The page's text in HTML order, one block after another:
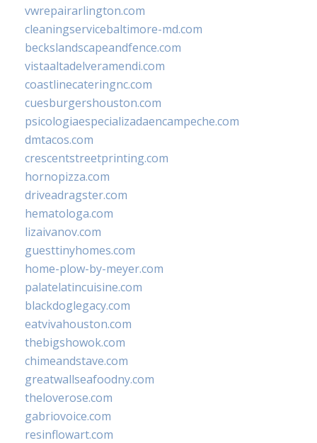
vwrepairarlington.com
cleaningservicebaltimore-md.com
beckslandscapeandfence.com
vistaaltadelveramendi.com
coastlinecateringnc.com
cuesburgershouston.com
psicologiaespecializadaencampeche.com
dmtacos.com
crescentstreetprinting.com
hornopizza.com
driveadragster.com
hematologa.com
lizaivanov.com
guesttinyhomes.com
home-plow-by-meyer.com
palatelatincuisine.com
blackdoglegacy.com
eatvivahouston.com
thebigshowok.com
chimeandstave.com
greatwallseafoodny.com
theloverose.com
gabriovoice.com
resinflowart.com